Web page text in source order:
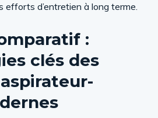
efforts d’entretien à long terme.
:
clés des